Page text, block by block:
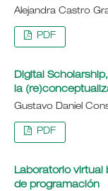
Alejandra Castro
PDF
Digital
la
Gustavo Daniel
PDF
Laboratorio
de programación